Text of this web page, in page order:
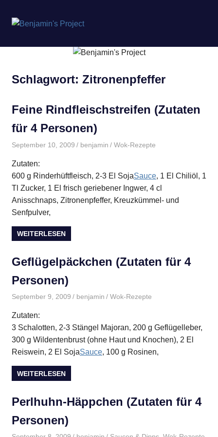
springen
Project
Schlagwort: Zitronenpfeffer
Feine Rindfleischstreifen (Zutaten
für 4 Personen)
September 10, 2009 benjamin Wok-Rezepte
Zutaten:
600 g Rinderhüftfleisch, 2-3 El SojaSauce, 1 El Chiliöl, 1
Tl Zucker, 1 El frisch geriebener Ingwer, 4 cl
Anisschnaps, Zitronenpfeffer, Kreuzkümmel- und
Senfpulver,
WEITERLESEN
Geflügelpäckchen (Zutaten für 4
Personen)
September 9, 2009 benjamin Wok-Rezepte
Zutaten:
3 Schalotten, 2-3 Stängel Majoran, 200 g Geflügelleber,
300 g Wildentenbrust (ohne Haut und Knochen), 2 El
Reiswein, 2 El SojaSauce, 100 g Rosinen,
WEITERLESEN
Perlhuhn-Häppchen (Zutaten für 4
Personen)